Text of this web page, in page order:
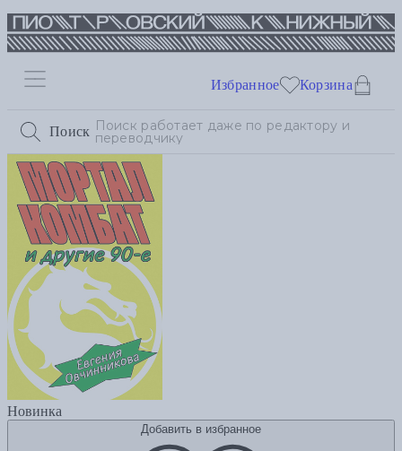
Поиск
Избранное Корзина
Новинка
Добавить в избранное